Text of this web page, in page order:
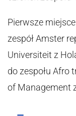
Pierwsze
zespół Amster
Universiteit z
do zespołu Afro
of Management